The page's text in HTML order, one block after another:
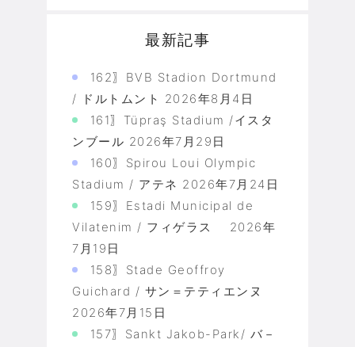
最新記事
162〗BVB Stadion Dortmund
/ ドルトムント 2026年8月4日
161〗Tüpraş Stadium /イスタ
ンブール 2026年7月29日
160〗Spirou Loui Olympic
Stadium / アテネ 2026年7月24日
159〗Estadi Municipal de
Vilatenim / フィゲラス
2026年
7月19日
158〗Stade Geoffroy
Guichard / サン＝テティエンヌ
2026年7月15日
157〗Sankt Jakob-Park/ バ－